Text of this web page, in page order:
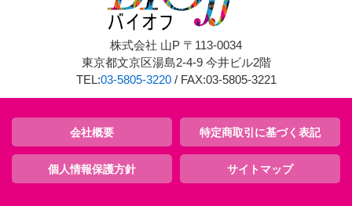
株式会社 山P 〒113-0034
東京都文京区湯島2-4-9 今井ビル2階
TEL:03-5805-3220/ FAX:03-5805-3221
会社概要 特定商取引に基づく表記
個人情報保護方針 サイトマップ